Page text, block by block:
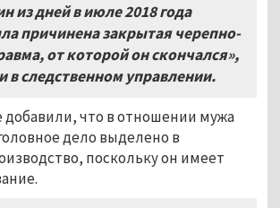
из дней в июле 2018 года
причинена закрытая черепно-
от которой он скончался»,
в следственном управлении.
добавили, что в отношении мужа
дело выделено в
поскольку он имеет